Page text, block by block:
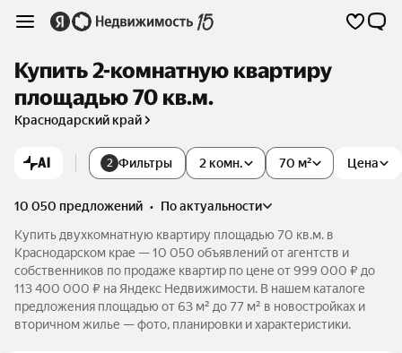
Купить 2-комнатную квартиру
площадью 70 кв.м.
Краснодарский край
AI 2 Фильтры 2 комн. Цена
70 м²
10 050 предложений •
по актуальности
Купить двухкомнатную квартиру площадью 70 кв.м. в
Краснодарском крае — 10 050 объявлений от агентств и
собственников по продаже квартир по цене от 999 000 ₽ до
113 400 000 ₽ на Яндекс Недвижимости. В нашем каталоге
предложения площадью от 63 м² до 77 м² в новостройках и
вторичном жилье — фото, планировки и характеристики.